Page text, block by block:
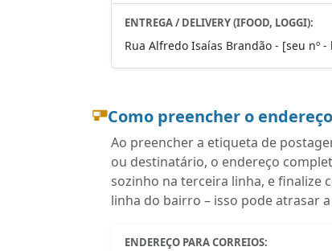
ENTREGA / DELIVERY (IFOOD, LOGGI):
Rua Alfredo Isaías Brandão - [seu nº
Como preencher o
Ao preencher a etiqueta de
ou destinatário, o endereço
sozinho na terceira linha, e finalize
linha do bairro – isso pode atrasar
ENDEREÇO PARA CORREIOS: